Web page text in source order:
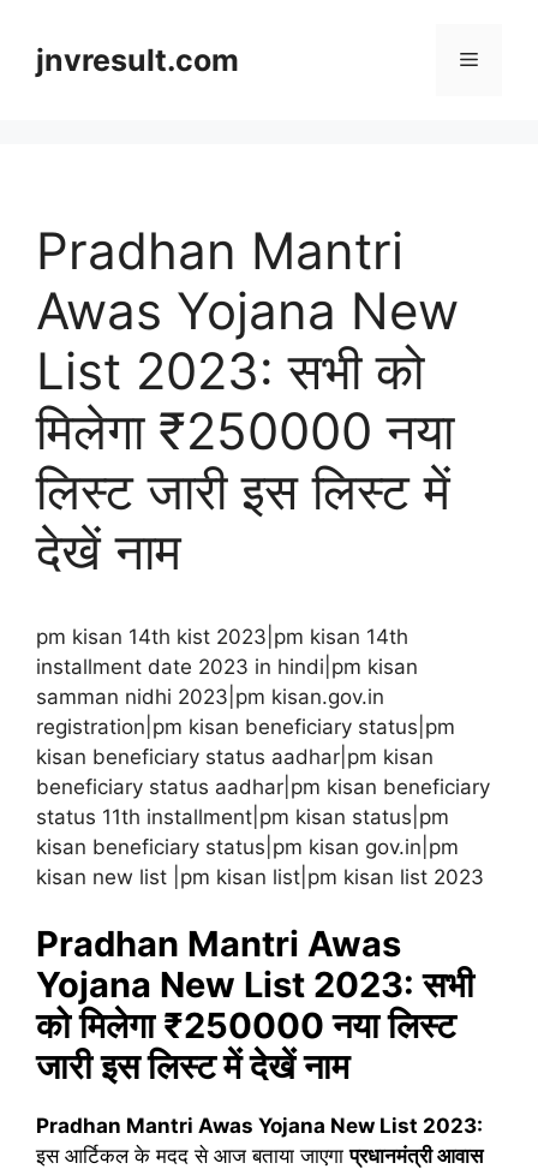
contentjnvresult.com Menu
Pradhan Mantri
Awas Yojana New
List 2023: सभी को
मिलेगा ₹250000 नया
लिस्ट जारी इस लिस्ट में
देखें नाम
pm kisan 14th kist 2023|pm kisan 14th
installment date 2023 in hindi|pm kisan
samman nidhi 2023|pm kisan.gov.in
registration|pm kisan beneficiary status|pm
kisan beneficiary status aadhar|pm kisan
beneficiary status aadhar|pm kisan beneficiary
status 11th installment|pm kisan status|pm
kisan beneficiary status|pm kisan gov.in|pm
kisan new list |pm kisan list|pm kisan list 2023
Pradhan Mantri Awas
Yojana New List 2023: सभी
को मिलेगा ₹250000 नया लिस्ट
जारी इस लिस्ट में देखें नाम
Pradhan Mantri Awas Yojana New List 2023:
इस आर्टिकल के मदद से आज बताया जाएगाप्रधानमंत्री आवास